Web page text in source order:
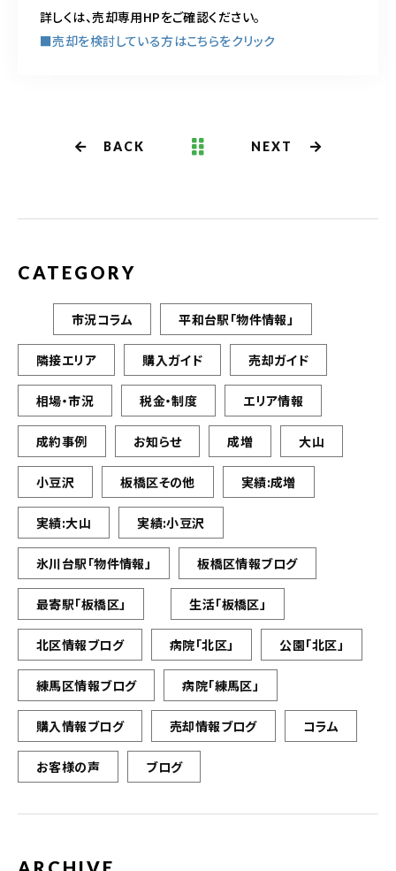
詳しくは、売却専用HPをご確認ください。
■売却を検討している方はこちらをクリック
BACK NEXT
CATEGORY
市況コラム 平和台駅「物件情報」
隣接エリア 購入ガイド 売却ガイド
相場・市況 税金・制度 エリア情報
成約事例 お知らせ 成増 大山
小豆沢 板橋区その他 実績:成増
実績:大山 実績:小豆沢
氷川台駅「物件情報」 板橋区情報ブログ
最寄駅「板橋区」 生活「板橋区」
北区情報ブログ 病院「北区」 公園「北区」
練馬区情報ブログ 病院「練馬区」
購入情報ブログ 売却情報ブログ コラム
お客様の声 ブログ